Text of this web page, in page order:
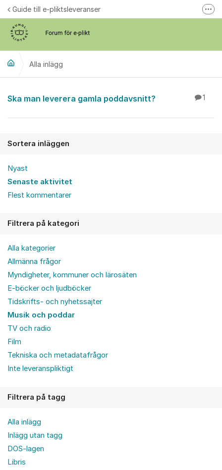
Hoppa till innehåll
Guide till e-pliktsleveranser
Alla inlägg
Alla inlägg
Ska man leverera gamla poddavsnitt? 1
Sortera inläggen
Nyast
Senaste aktivitet
Flest kommentarer
Filtrera på kategori
Alla kategorier
Allmänna frågor
Myndigheter, kommuner och lärosäten
E-böcker och ljudböcker
Tidskrifts- och nyhetssajter
Musik och poddar
TV och radio
Film
Tekniska och metadatafrågor
Inte leveranspliktigt
Filtrera på tagg
Alla inlägg
Inlägg utan tagg
DOS-lagen
Libris